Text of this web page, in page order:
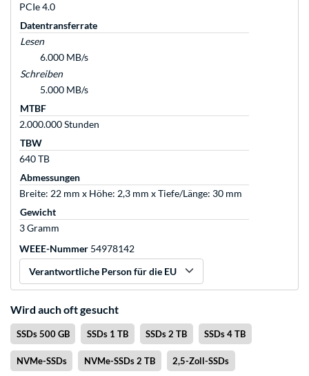
PCIe 4.0
Datentransferrate
Lesen
6.000 MB/s
Schreiben
5.000 MB/s
MTBF
2.000.000 Stunden
TBW
640 TB
Abmessungen
Breite: 22 mm x Höhe: 2,3 mm x Tiefe/Länge: 30 mm
Gewicht
3 Gramm
WEEE-Nummer 54978142
Verantwortliche Person für die EU
Wird auch oft gesucht
SSDs 500 GB SSDs 1 TB SSDs 2 TB SSDs 4 TB
NVMe-SSDs NVMe-SSDs 2 TB 2,5-Zoll-SSDs